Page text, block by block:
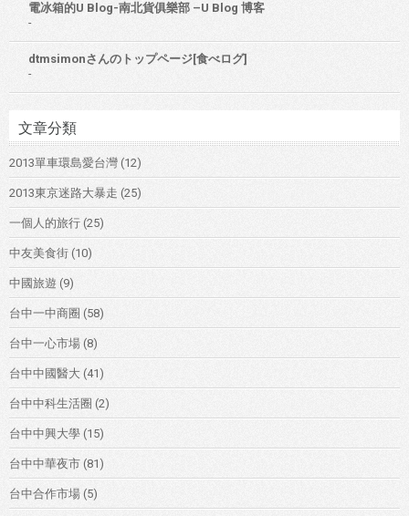
電冰箱的U Blog-南北貨俱樂部 –U Blog 博客
-
dtmsimonさんのトップページ[食べログ]
-
文章分類
2013單車環島愛台灣 (12)
2013東京迷路大暴走 (25)
一個人的旅行 (25)
中友美食街 (10)
中國旅遊 (9)
台中一中商圈 (58)
台中一心市場 (8)
台中中國醫大 (41)
台中中科生活圈 (2)
台中中興大學 (15)
台中中華夜市 (81)
台中合作市場 (5)